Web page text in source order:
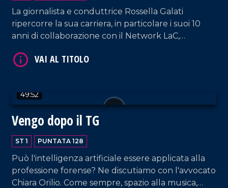
La giornalista e conduttrice Rossella Galati
ripercorre la sua carriera, in particolare i suoi 10
anni di collaborazione con il Network LaC,
video omaggio e gli auguri dell'editore Domenico
49:52
Vengo dopo il TG
ST 1 PUNTATA 128
Può l'intelligenza artificiale essere applicata alla
professione forense? Ne discutiamo con l'avvocato
Chiara Orilio. Come sempre, spazio alla musica,
VAI AL TITOLO